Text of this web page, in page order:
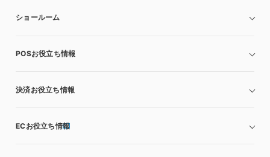
ショールーム
POSお役立ち情報
決済お役立ち情報
ECお役立ち情報